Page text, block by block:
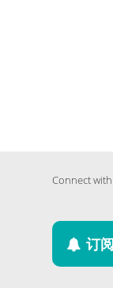
Connect
订